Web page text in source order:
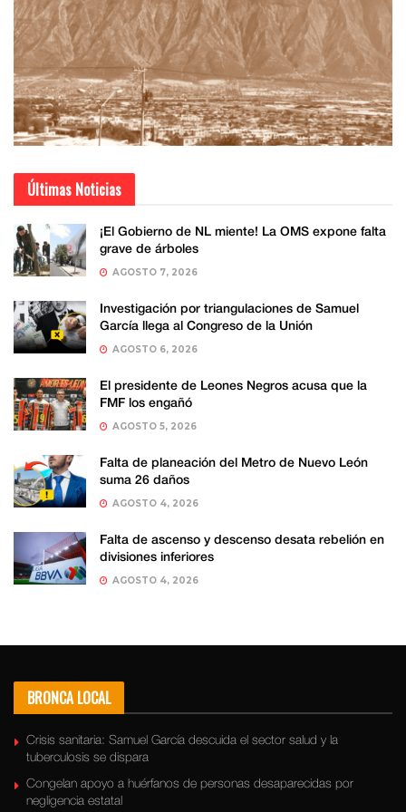
Últimas Noticias
¡El Gobierno de NL miente! La OMS expone falta
grave de árboles
AGOSTO 7, 2026
Investigación por triangulaciones de Samuel
García llega al Congreso de la Unión
AGOSTO 6, 2026
El presidente de Leones Negros acusa que la
FMF los engañó
AGOSTO 5, 2026
Falta de planeación del Metro de Nuevo León
suma 26 daños
AGOSTO 4, 2026
Falta de ascenso y descenso desata rebelión en
divisiones inferiores
AGOSTO 4, 2026
BRONCA LOCAL
Crisis sanitaria: Samuel García descuida el sector salud y la
tuberculosis se dispara
Congelan apoyo a huérfanos de personas desaparecidas por
negligencia estatal